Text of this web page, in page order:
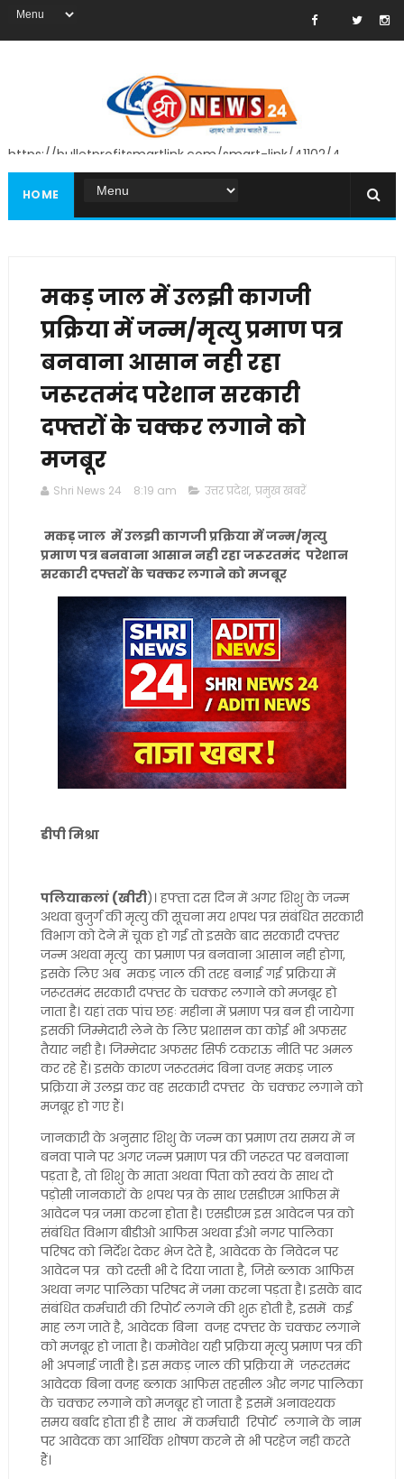
https://bulletprofitsmartlink.com/smart-link/41102/4
HOME
मकड़ जाल में उलझी कागजी
प्रक्रिया में जन्म/मृत्यु प्रमाण पत्र
बनवाना आसान नही रहा
जरूरतमंद परेशान सरकारी
दफ्तरों के चक्कर लगाने को
मजबूर
Shri News 24 8:19 am उत्तर प्रदेश, प्रमुख खबरें
मकड़ जाल में उलझी कागजी प्रक्रिया में जन्म/मृत्यु
प्रमाण पत्र बनवाना आसान नही रहा जरूरतमंद परेशान
सरकारी दफ्तरों के चक्कर लगाने को मजबूर
डीपी मिश्रा
पलियाकलां (खीरी)। हफ्ता दस दिन में अगर शिशु के जन्म
अथवा बुजुर्ग की मृत्यु की सूचना मय शपथ पत्र संबंधित सरकारी
विभाग को देने में चूक हो गई तो इसके बाद सरकारी दफ्तर
जन्म अथवा मृत्यु का प्रमाण पत्र बनवाना आसान नही होगा,
इसके लिए अब मकड़ जाल की तरह बनाई गई प्रक्रिया में
जरूरतमंद सरकारी दफ्तर के चक्कर लगाने को मजबूर हो
जाता है। यहां तक पांच छहः महीना में प्रमाण पत्र बन ही जायेगा
इसकी जिम्मेदारी लेने के लिए प्रशासन का कोई भी अफसर
तैयार नही है। जिम्मेदार अफसर सिर्फ टकराऊ नीति पर अमल
कर रहे हैं। इसके कारण जरूरतमंद बिना वजह मकड़ जाल
प्रक्रिया में उलझ कर वह सरकारी दफ्तर के चक्कर लगाने को
मजबूर हो गए हैं।
जानकारी के अनुसार शिशु के जन्म का प्रमाण तय समय में न
बनवा पाने पर अगर जन्म प्रमाण पत्र की जरूरत पर बनवाना
पड़ता है, तो शिशु के माता अथवा पिता को स्वयं के साथ दो
पड़ोसी जानकारों के शपथ पत्र के साथ एसडीएम आफिस में
आवेदन पत्र जमा करना होता है। एसडीएम इस आवेदन पत्र को
संबंधित विभाग बीडीओ आफिस अथवा ईओ नगर पालिका
परिषद को निर्देश देकर भेज देते है, आवेदक के निवेदन पर
आवेदन पत्र को दस्ती भी दे दिया जाता है, जिसे ब्लाक आफिस
अथवा नगर पालिका परिषद में जमा करना पड़ता है। इसके बाद
संबंधित कर्मचारी की रिपोर्ट लगने की शुरू होती है, इसमें कई
माह लग जाते है, आवेदक बिना वजह दफ्तर के चक्कर लगाने
को मजबूर हो जाता है। कमोवेश यही प्रक्रिया मृत्यु प्रमाण पत्र की
भी अपनाई जाती है। इस मकड़ जाल की प्रक्रिया में जरूरतमंद
आवेदक बिना वजह ब्लाक आफिस तहसील और नगर पालिका
के चक्कर लगाने को मजबूर हो जाता है इसमें अनावश्यक
समय बर्बाद होता ही है साथ में कर्मचारी रिपोर्ट लगाने के नाम
पर आवेदक का आर्थिक शोषण करने से भी परहेज नही करते
हैं।